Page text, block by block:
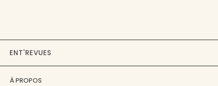
ENT'REVUES
À PROPOS